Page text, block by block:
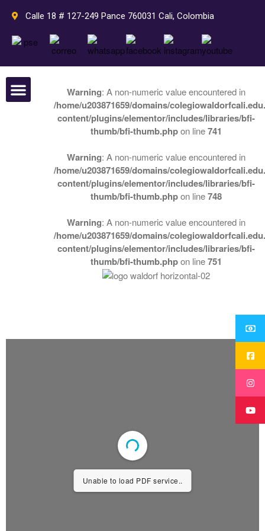
Inicio
Pedagogía
Plan de estudios Waldorf
Rudolf Steiner
Septenios
Colegio Waldorf Cali
Grados
Actividades
Admisiones
Guía del proceso de admisión
Matrículas Año Lectivo 2026 –
Boletines
Leer más
Calle 18 # 127-249 Pance 760031 Cali, Colombia
Warning: A non-numeric value encountered in
/home/u203871659/domains/
content/plugins/elementor/includes/libraries/bfi-
thumb/bfi-thumb.phpon line741
Warning: A non-numeric value encountered in
/home/u203871659/domains/
content/plugins/elementor/includes/libraries/bfi-
thumb/bfi-thumb.phpon line748
Warning: A non-numeric value encountered in
/home/u203871659/domains/
content/plugins/elementor/includes/libraries/bfi-
thumb/bfi-thumb.phpon line751
Unable to load PDF service..